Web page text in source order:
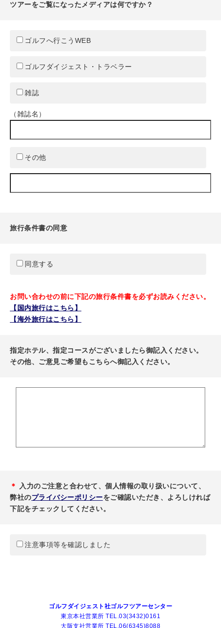
ツアーをご覧になったメディアは何ですか？
ゴルフへ行こうWEB
ゴルフダイジェスト・トラベラー
雑誌
（雑誌名）
その他
旅行条件書の同意
同意する
お問い合わせの前に下記の旅行条件書を必ずお読みください。
【国内旅行はこちら】
【海外旅行はこちら】
指定ホテル、指定コースがございましたら御記入ください。
その他、ご意見ご希望もこちらへ御記入ください。
＊
入力のご注意と合わせて、個人情報の取り扱いについて、
弊社のプライバシーポリシーをご確認いただき、よろしければ
下記をチェックしてください。
注意事項等を確認しました
ゴルフダイジェスト社ゴルフツアーセンター
東京本社営業所 TEL.03(3432)0161
大阪支社営業所 TEL.06(6345)8088